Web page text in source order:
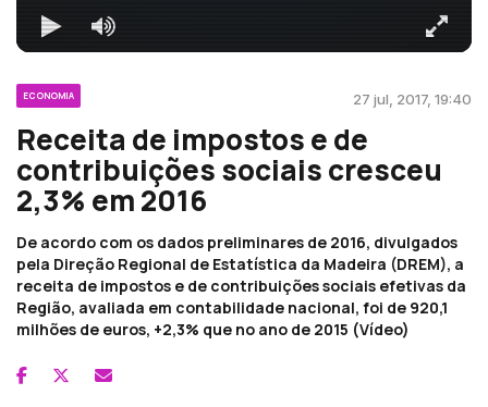
ECONOMIA 27 jul, 2017, 19:40
Receita de impostos e de
contribuições sociais cresceu
2,3% em 2016
De acordo com os dados preliminares de 2016, divulgados
pela Direção Regional de Estatística da Madeira (DREM), a
receita de impostos e de contribuições sociais efetivas da
Região, avaliada em contabilidade nacional, foi de 920,1
milhões de euros, +2,3% que no ano de 2015 (Vídeo)